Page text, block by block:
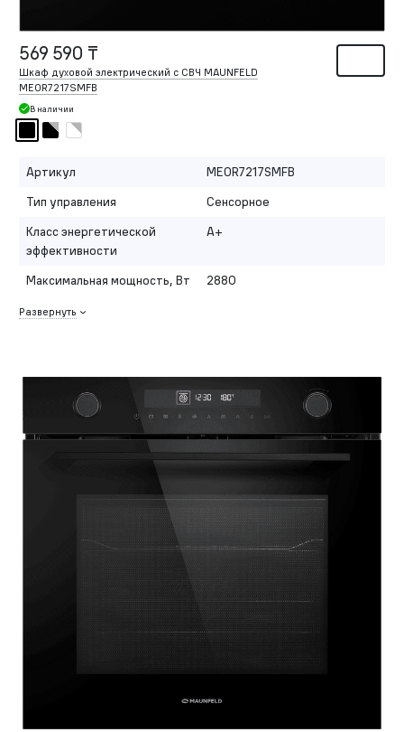
569 590 ₸
Шкаф духовой электрический с СВЧ MAUNFELD
MEOR7217SMFB
В наличии
Артикул
MEOR7217SMFB
Тип управления
Сенсорное
Класс энергетической
эффективности
A+
Максимальная мощность, Вт 2880
Развернуть